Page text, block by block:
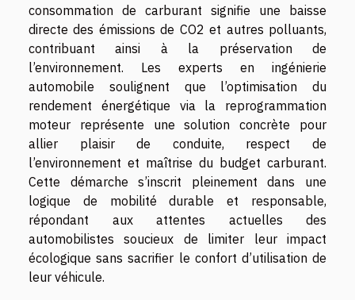
consommation de carburant signifie une baisse
directe des émissions de CO2 et autres polluants,
contribuant ainsi à la préservation de
l’environnement. Les experts en ingénierie
automobile soulignent que l’optimisation du
rendement énergétique via la reprogrammation
moteur représente une solution concrète pour
allier plaisir de conduite, respect de
l’environnement et maîtrise du budget carburant.
Cette démarche s’inscrit pleinement dans une
logique de mobilité durable et responsable,
répondant aux attentes actuelles des
automobilistes soucieux de limiter leur impact
écologique sans sacrifier le confort d’utilisation de
leur véhicule.